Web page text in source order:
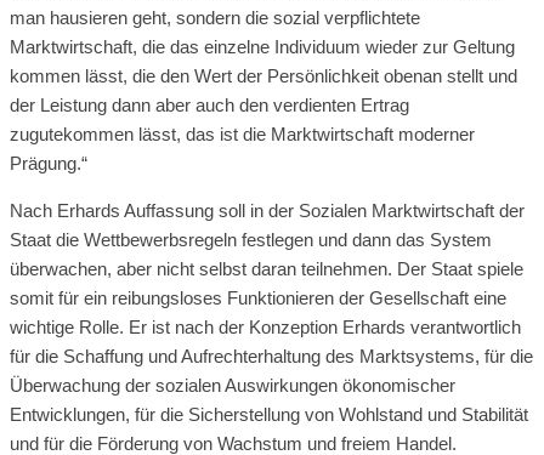
man hausieren geht, sondern die sozial verpflichtete
Marktwirtschaft, die das einzelne Individuum wieder zur Geltung
kommen lässt, die den Wert der Persönlichkeit obenan stellt und
der Leistung dann aber auch den verdienten Ertrag
zugutekommen lässt, das ist die Marktwirtschaft moderner
Prägung.“
Nach Erhards Auffassung soll in der Sozialen Marktwirtschaft der
Staat die Wettbewerbsregeln festlegen und dann das System
überwachen, aber nicht selbst daran teilnehmen. Der Staat spiele
somit für ein reibungsloses Funktionieren der Gesellschaft eine
wichtige Rolle. Er ist nach der Konzeption Erhards verantwortlich
für die Schaffung und Aufrechterhaltung des Marktsystems, für die
Überwachung der sozialen Auswirkungen ökonomischer
Entwicklungen, für die Sicherstellung von Wohlstand und Stabilität
und für die Förderung von Wachstum und freiem Handel.